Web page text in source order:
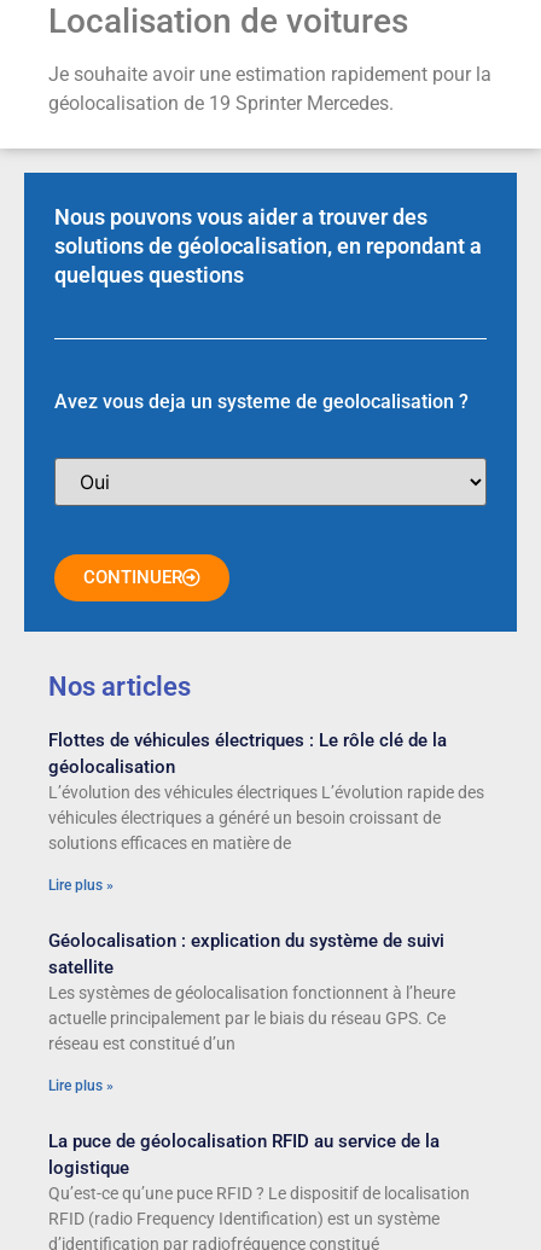
Localisation de voitures
Je souhaite avoir une estimation rapidement pour la
géolocalisation de 19 Sprinter Mercedes.
Nous pouvons vous aider a trouver des
solutions de géolocalisation, en repondant a
quelques questions
Avez vous deja un systeme de geolocalisation ?
CONTINUER
Nos articles
Flottes de véhicules électriques : Le rôle clé de la
géolocalisation
L’évolution des véhicules électriques L’évolution rapide des
véhicules électriques a généré un besoin croissant de
solutions efficaces en matière de
Lire plus »
Géolocalisation : explication du système de suivi
satellite
Les systèmes de géolocalisation fonctionnent à l’heure
actuelle principalement par le biais du réseau GPS. Ce
réseau est constitué d’un
Lire plus »
La puce de géolocalisation RFID au service de la
logistique
Qu’est-ce qu’une puce RFID ? Le dispositif de localisation
RFID (radio Frequency Identification) est un système
d’identification par radiofréquence constitué